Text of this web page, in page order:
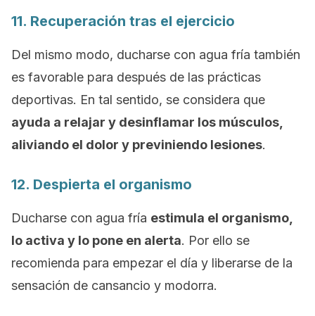
11. Recuperación tras el ejercicio
Del mismo modo, ducharse con agua fría también
es favorable para después de las prácticas
deportivas. En tal sentido, se considera que
ayuda a relajar y desinflamar los músculos,
aliviando el dolor y previniendo lesiones.
12. Despierta el organismo
Ducharse con agua fría estimula el organismo,
lo activa y lo pone en alerta. Por ello se
recomienda para empezar el día y liberarse de la
sensación de cansancio y modorra.